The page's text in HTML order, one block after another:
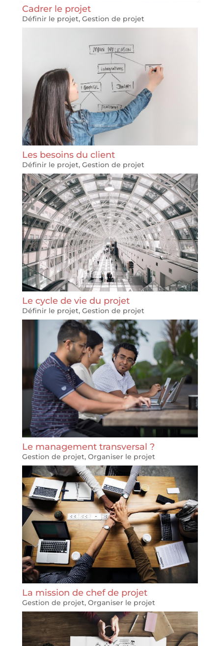
Cadrer le projet
Définir le projet, Gestion de projet
Les besoins du client
Définir le projet, Gestion de projet
Le cycle de vie du projet
Définir le projet, Gestion de projet
Le management transversal ?
Gestion de projet, Organiser le projet
La mission de chef de projet
Gestion de projet, Organiser le projet